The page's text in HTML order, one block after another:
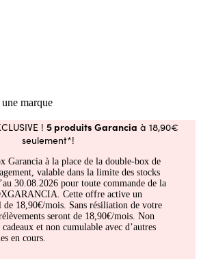
marque
! 5 produits Garancia à 18,90€
seulement*!
Garancia à la place de la double-box de
valable dans la limite des stocks
30.08.2026 pour toute commande de la
Cette offre active un
de 18,90€/mois. Sans résiliation de votre
seront de 18,90€/mois. Non
et non cumulable avec d’autres
en cours.